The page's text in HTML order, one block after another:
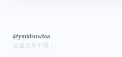
@ymidsuwfoa
这篇文章不错！